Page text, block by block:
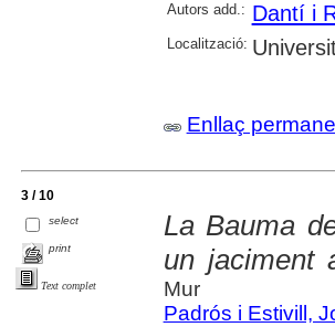
Autors add.: Dantí i
Localització:
Enllaç
3 / 10
select
print
Text complet
La Bauma
un jaciment
Mur
Padrós i Estivill,